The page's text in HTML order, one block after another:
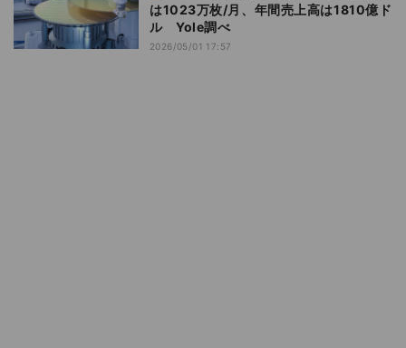
は1023万枚/月、年間売上高は1810億ド
ル Yole調べ
2026/05/01 17:57